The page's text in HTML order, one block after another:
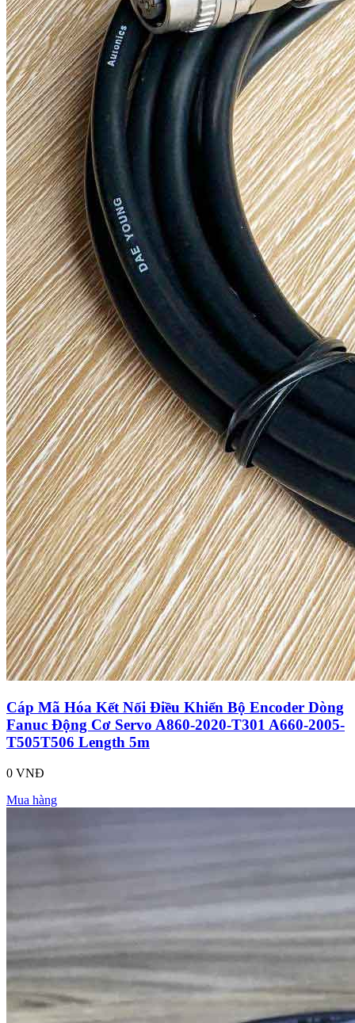
Cáp Mã Hóa Kết Nối Điều Khiển Bộ Encoder Dòng
Fanuc Động Cơ Servo A860-2020-T301 A660-2005-
T505T506 Length 5m
0 VNĐ
Mua hàng